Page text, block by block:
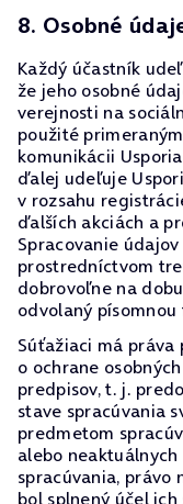
8. Osobné
Každý účastník
že jeho osobné
verejnosti na
použité
komunikácii
ďalej udeľuje
v rozsahu
ďalších akciách a
Spracovanie
prostredníctvom
dobrovoľne na
odvolaný
Súťažiaci má práva
o ochrane
predpisov, t. j.
stave spracúvania
predmetom
alebo
spracúvania, právo
bol splnený účel